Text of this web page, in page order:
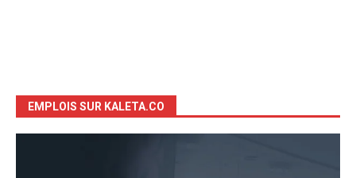
EMPLOIS SUR KALETA.CO